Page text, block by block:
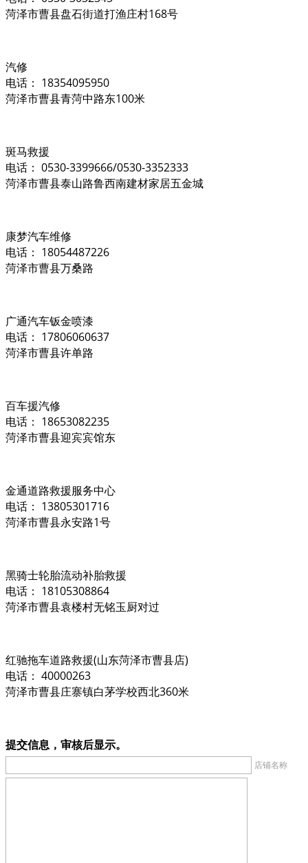
菏泽市曹县盘石街道打渔庄村168号
汽修
电话： 18354095950
菏泽市曹县青菏中路东100米
斑马救援
电话： 0530-3399666/0530-3352333
菏泽市曹县泰山路鲁西南建材家居五金城
康梦汽车维修
电话： 18054487226
菏泽市曹县万桑路
广通汽车钣金喷漆
电话： 17806060637
菏泽市曹县许单路
百车援汽修
电话： 18653082235
菏泽市曹县迎宾宾馆东
金通道路救援服务中心
电话： 13805301716
菏泽市曹县永安路1号
黑骑士轮胎流动补胎救援
电话： 18105308864
菏泽市曹县袁楼村无铭玉厨对过
红驰拖车道路救援(山东菏泽市曹县店)
电话： 40000263
菏泽市曹县庄寨镇白茅学校西北360米
提交信息，审核后显示。
店铺名称